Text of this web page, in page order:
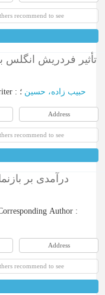
recommend to see
تأثیر فردریش انگلس
: حبیب زاده، حسین ؛
Address
recommend to see
درآمدی بر
Author :
Address
recommend to see